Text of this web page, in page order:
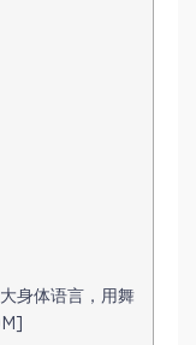
身体语言，用舞